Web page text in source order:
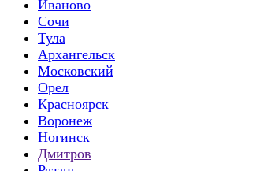
Иваново
Сочи
Тула
Архангельск
Московский
Орел
Красноярск
Воронеж
Ногинск
Дмитров